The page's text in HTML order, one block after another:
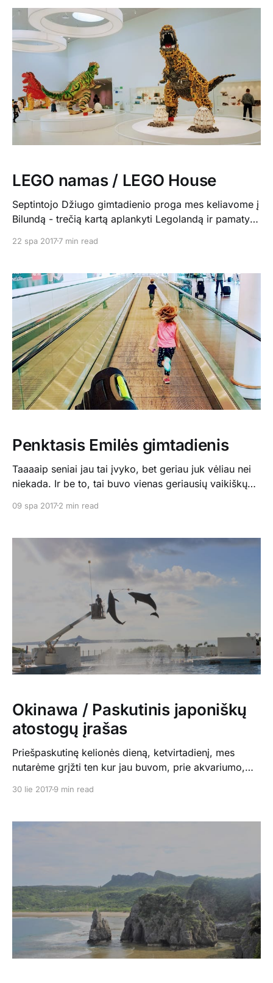
pasilinksminusių britų pilnais traukiniais keliavau iki
Hullo. Sekmadienį išsimiegoję keliavom iki Leedso
(apie valanda kelio
LEGO namas / LEGO House
Septintojo Džiugo gimtadienio proga mes keliavome į
Bilundą - trečią kartą aplankyti Legolandą ir pamatyti
Taip, gyvename Danijoje, bet į tą šalies dalį
nedidelė, nuo Kopenhagos į Bilundą nukeliauti trunka
apie tris valandas, važiuojant
22 spa 20177 min read
Penktasis Emilės gimtadienis
Taaaaip seniai jau tai įvyko, bet geriau juk vėliau nei
niekada. Ir be to, tai buvo vienas geriausių vaikiškų
kad aš su abiem vaikais išskridau į Lietuvą keletui
mes tiesiog keliavom į mišką dviems dienoms. Ir
09 spa 20172 min read
Okinawa / Paskutinis japoniškų
atostogų įrašas
Priešpaskutinę kelionės dieną, ketvirtadienį, mes
nutarėme grįžti ten kur jau buvom, prie akvariumo,
Džiugui dar pasirodė maža, tai jis išsimaudė dar ir
30 lie 20179 min read